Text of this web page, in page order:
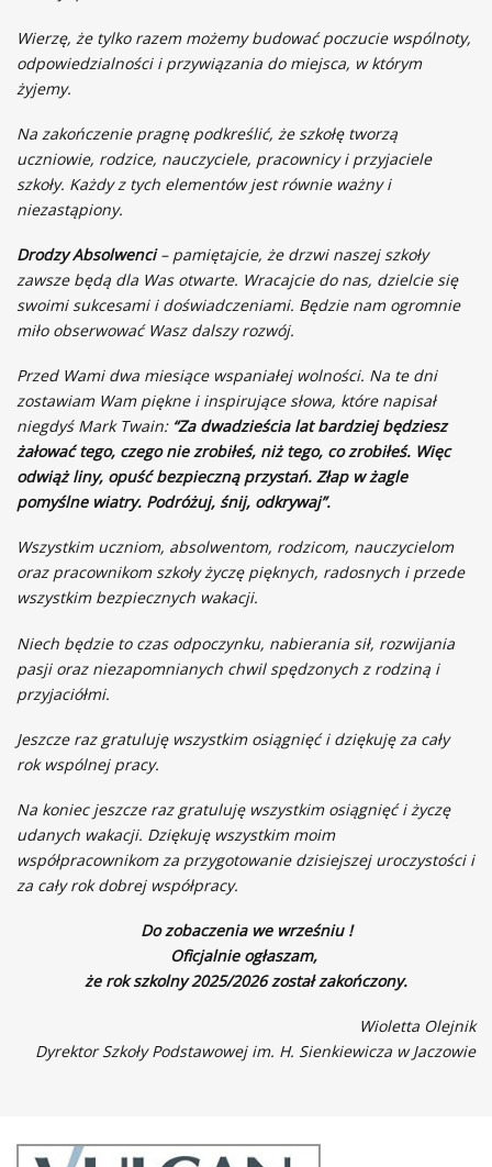
Wierzę, że tylko razem możemy budować poczucie wspólnoty,
odpowiedzialności i przywiązania do miejsca, w którym
żyjemy.
Na zakończenie pragnę podkreślić, że szkołę tworzą
uczniowie, rodzice, nauczyciele, pracownicy i przyjaciele
szkoły. Każdy z tych elementów jest równie ważny i
niezastąpiony.
Drodzy Absolwenci– pamiętajcie, że drzwi naszej szkoły
zawsze będą dla Was otwarte. Wracajcie do nas, dzielcie się
swoimi sukcesami i doświadczeniami. Będzie nam ogromnie
miło obserwować Wasz dalszy rozwój.
Przed Wami dwa miesiące wspaniałej wolności. Na te dni
zostawiam Wam piękne i inspirujące słowa, które napisał
niegdyś Mark Twain: “Za dwadzieścia lat bardziej będziesz
żałować tego, czego nie zrobiłeś, niż tego, co zrobiłeś. Więc
odwiąż liny, opuść bezpieczną przystań. Złap w żagle
pomyślne wiatry. Podróżuj, śnij, odkrywaj”.
Wszystkim uczniom, absolwentom, rodzicom, nauczycielom
oraz pracownikom szkoły życzę pięknych, radosnych i przede
wszystkim bezpiecznych wakacji.
Niech będzie to czas odpoczynku, nabierania sił, rozwijania
pasji oraz niezapomnianych chwil spędzonych z rodziną i
przyjaciółmi.
Jeszcze raz gratuluję wszystkim osiągnięć i dziękuję za cały
rok wspólnej pracy.
Na koniec jeszcze raz gratuluję wszystkim osiągnięć i życzę
udanych wakacji. Dziękuję wszystkim moim
współpracownikom za przygotowanie dzisiejszej uroczystości i
za cały rok dobrej współpracy.
Do zobaczenia we wrześniu !
Oficjalnie ogłaszam,
że rok szkolny 2025/2026 został zakończony.
Wioletta Olejnik
Dyrektor Szkoły Podstawowej im. H. Sienkiewicza w Jaczowie